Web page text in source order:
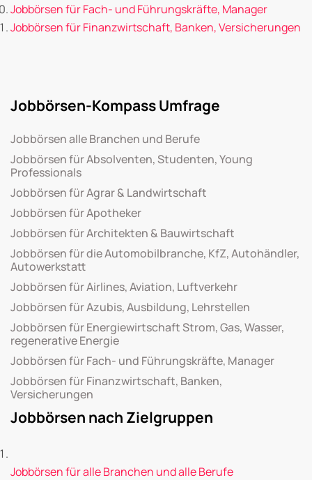
Jobbörsen für Fach- und Führungskräfte, Manager
Jobbörsen für Finanzwirtschaft, Banken, Versicherungen
Jobbörsen-Kompass Umfrage
Jobbörsen alle Branchen und Berufe
Jobbörsen für Absolventen, Studenten, Young
Professionals
Jobbörsen für Agrar & Landwirtschaft
Jobbörsen für Apotheker
Jobbörsen für Architekten & Bauwirtschaft
Jobbörsen für die Automobilbranche, KfZ, Autohändler,
Autowerkstatt
Jobbörsen für Airlines, Aviation, Luftverkehr
Jobbörsen für Azubis, Ausbildung, Lehrstellen
Jobbörsen für Energiewirtschaft Strom, Gas, Wasser,
regenerative Energie
Jobbörsen für Fach- und Führungskräfte, Manager
Jobbörsen für Finanzwirtschaft, Banken,
Versicherungen
Jobbörsen nach Zielgruppen
Jobbörsen für alle Branchen und alle Berufe